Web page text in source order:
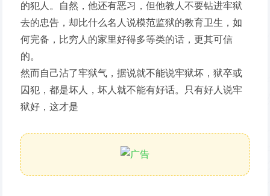
的犯人。自然，他还有恶习，但他教人不要钻进牢狱
去的忠告，却比什么名人说模范监狱的教育卫生，如
何完备，比穷人的家里好得多等类的话，更其可信
的。
然而自己沾了牢狱气，据说就不能说牢狱坏，狱卒或
囚犯，都是坏人，坏人就不能有好话。只有好人说牢
狱好，这才是